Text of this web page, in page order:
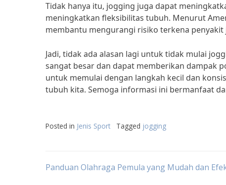
Tidak hanya itu, jogging juga dapat
meningkatkan fleksibilitas tubuh. Menurut
membantu mengurangi risiko terkena penyakit
Jadi, tidak ada alasan lagi untuk tidak mulai
sangat besar dan dapat memberikan dampak
untuk memulai dengan langkah kecil dan
tubuh kita. Semoga informasi ini bermanfaat
Posted in Jenis Sport Tagged jogging
Post
Panduan Olahraga Pemula yang Mudah dan